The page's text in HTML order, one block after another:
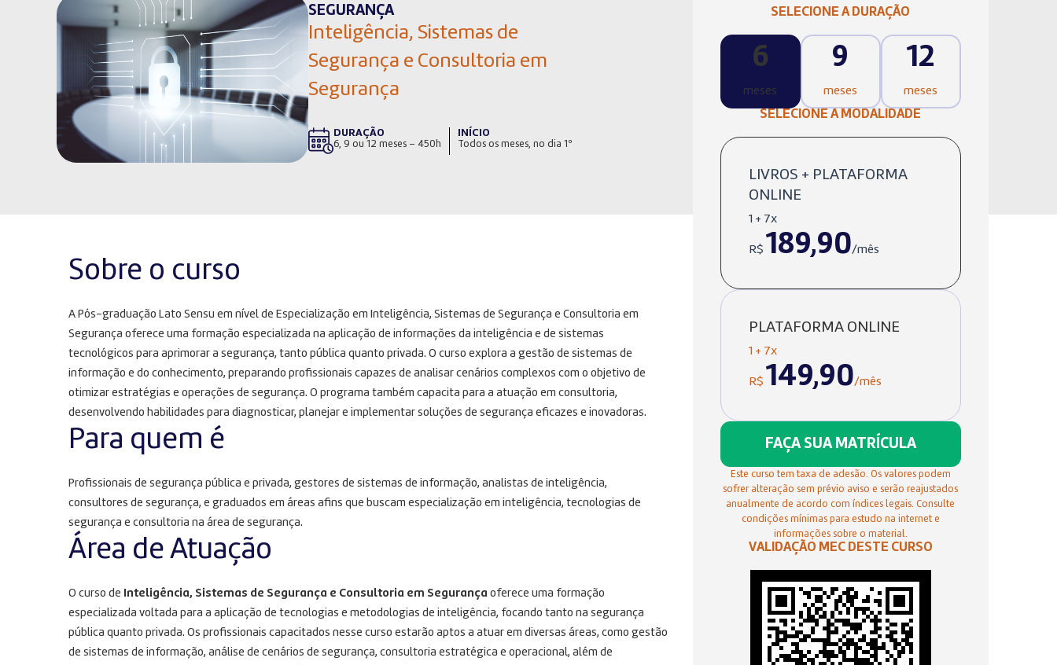
SEGURANÇA
Inteligência, Sistemas de
Segurança e Consultoria em
Segurança
DURAÇÃO
6, 9 ou 12 meses – 450h
INÍCIO
Todos os meses, no dia 1º
Sobre o curso
A Pós-graduação Lato Sensu em nível de Especialização em Inteligência, Sistemas de Segurança e Consultoria em
Segurança oferece uma formação especializada na aplicação de informações da inteligência e de sistemas
tecnológicos para aprimorar a segurança, tanto pública quanto privada. O curso explora a gestão de sistemas de
informação e do conhecimento, preparando profissionais capazes de analisar cenários complexos com o objetivo de
otimizar estratégias e operações de segurança. O programa também capacita para a atuação em consultoria,
desenvolvendo habilidades para diagnosticar, planejar e implementar soluções de segurança eficazes e inovadoras.
Para quem é
Profissionais de segurança pública e privada, gestores de sistemas de informação, analistas de inteligência,
consultores de segurança, e graduados em áreas afins que buscam especialização em inteligência, tecnologias de
segurança e consultoria na área de segurança.
Área de Atuação
O curso de Inteligência, Sistemas de Segurança e Consultoria em Segurança oferece uma formação
especializada voltada para a aplicação de tecnologias e metodologias de inteligência, focando tanto na segurança
pública quanto privada. Os profissionais capacitados nesse curso estarão aptos a atuar em diversas áreas, como gestão
de sistemas de informação, análise de cenários de segurança, consultoria estratégica e operacional, além de
SELECIONE A DURAÇÃO
6
meses
9
meses
12
meses
SELECIONE A MODALIDADE
LIVROS + PLATAFORMA
ONLINE
1 + 7x
R$ 189,90/mês
PLATAFORMA ONLINE
1 + 7x
R$ 149,90/mês
FAÇA SUA MATRÍCULA
Este curso tem taxa de adesão. Os valores podem
sofrer alteração sem prévio aviso e serão reajustados
anualmente de acordo com índices legais. Consulte
condições mínimas para estudo na internet e
informações sobre o material.
VALIDAÇÃO MEC DESTE CURSO